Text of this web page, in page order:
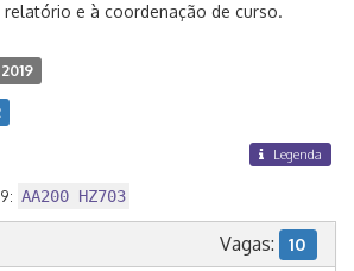
relatório e à coordenação de curso.
2019
Legenda
AA200 HZ703
Vagas: 10